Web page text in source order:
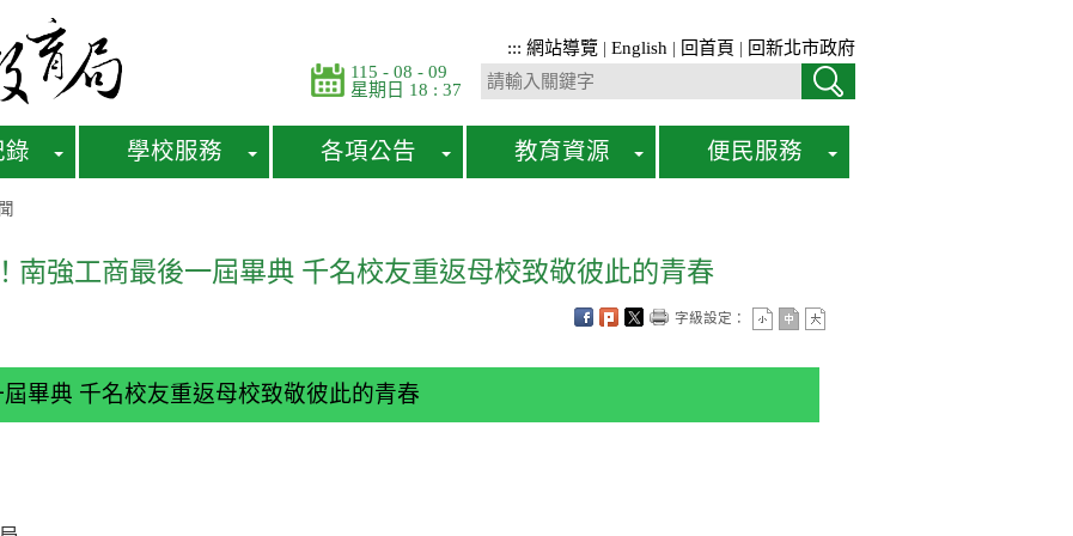
::: 網站導覽 | English | 回首頁 | 回新北市政府
115 - 08 - 09
星期日 18 : 37
錄 學校服務 各項公告 教育資源 便民服務
南強工商最後一屆畢典 千名校友重返母校致敬彼此的青春
字級設定：
畢典 千名校友重返母校致敬彼此的青春